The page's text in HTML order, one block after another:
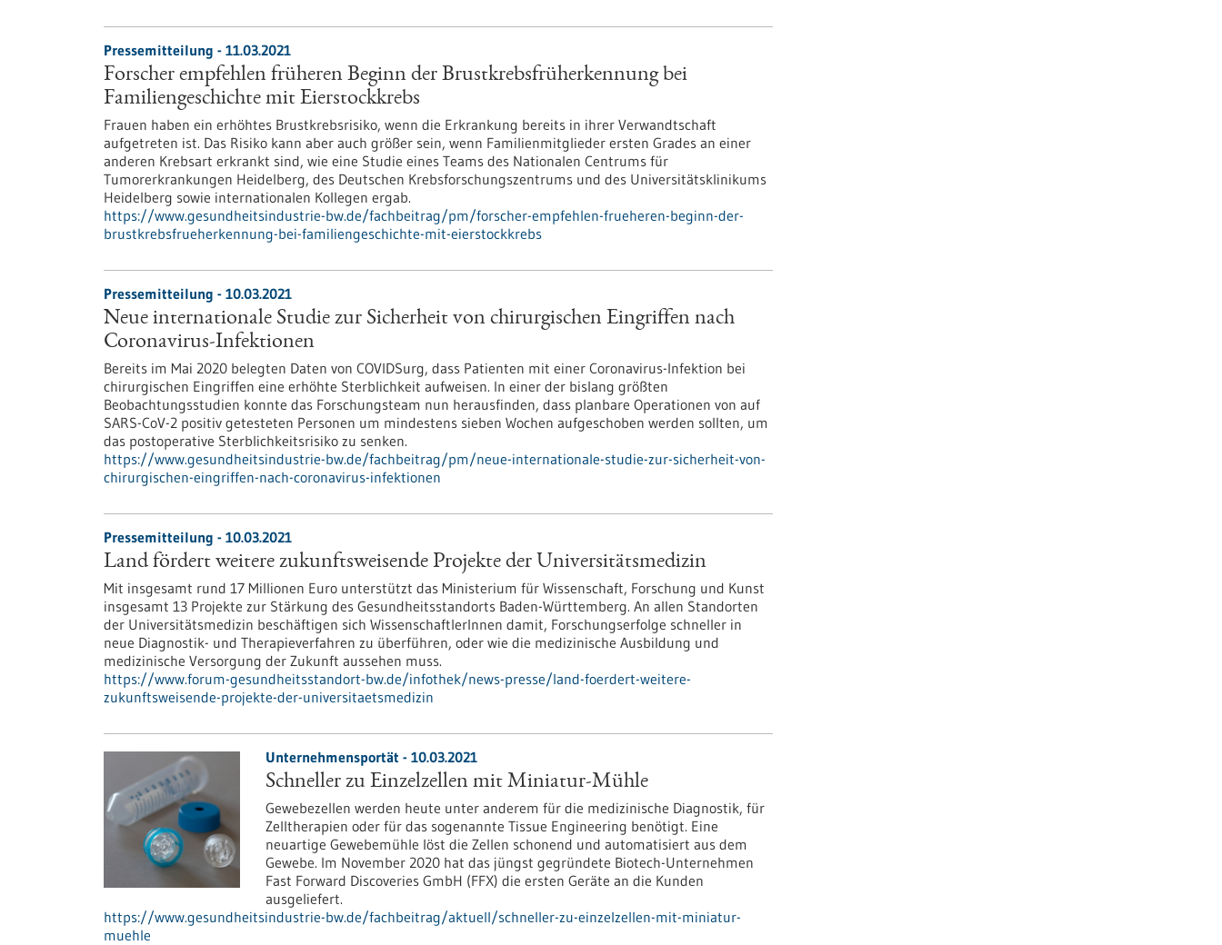
Pressemitteilung - 11.03.2021
Forscher empfehlen früheren Beginn der Brustkrebsfrüherkennung bei
Familiengeschichte mit Eierstockkrebs
Frauen haben ein erhöhtes Brustkrebsrisiko, wenn die Erkrankung bereits in ihrer Verwandtschaft
aufgetreten ist. Das Risiko kann aber auch größer sein, wenn Familienmitglieder ersten Grades an einer
anderen Krebsart erkrankt sind, wie eine Studie eines Teams des Nationalen Centrums für
Tumorerkrankungen Heidelberg, des Deutschen Krebsforschungszentrums und des Universitätsklinikums
Heidelberg sowie internationalen Kollegen ergab.
https://www.gesundheitsindustrie-bw.de/fachbeitrag/pm/forscher-empfehlen-frueheren-beginn-der-
brustkrebsfrueherkennung-bei-familiengeschichte-mit-eierstockkrebs
Pressemitteilung - 10.03.2021
Neue internationale Studie zur Sicherheit von chirurgischen Eingriffen nach
Coronavirus-Infektionen
Bereits im Mai 2020 belegten Daten von COVIDSurg, dass Patienten mit einer Coronavirus-Infektion bei
chirurgischen Eingriffen eine erhöhte Sterblichkeit aufweisen. In einer der bislang größten
Beobachtungsstudien konnte das Forschungsteam nun herausfinden, dass planbare Operationen von auf
SARS-CoV-2 positiv getesteten Personen um mindestens sieben Wochen aufgeschoben werden sollten, um
das postoperative Sterblichkeitsrisiko zu senken.
https://www.gesundheitsindustrie-bw.de/fachbeitrag/pm/neue-internationale-studie-zur-sicherheit-von-
chirurgischen-eingriffen-nach-coronavirus-infektionen
Pressemitteilung - 10.03.2021
Land fördert weitere zukunftsweisende Projekte der Universitätsmedizin
Mit insgesamt rund 17 Millionen Euro unterstützt das Ministerium für Wissenschaft, Forschung und Kunst
insgesamt 13 Projekte zur Stärkung des Gesundheitsstandorts Baden-Württemberg. An allen Standorten
der Universitätsmedizin beschäftigen sich WissenschaftlerInnen damit, Forschungserfolge schneller in
neue Diagnostik- und Therapieverfahren zu überführen, oder wie die medizinische Ausbildung und
medizinische Versorgung der Zukunft aussehen muss.
https://www.forum-gesundheitsstandort-bw.de/infothek/news-presse/land-foerdert-weitere-
zukunftsweisende-projekte-der-universitaetsmedizin
Unternehmensportät - 10.03.2021
Schneller zu Einzelzellen mit Miniatur-Mühle
Gewebezellen werden heute unter anderem für die medizinische Diagnostik, für
Zelltherapien oder für das sogenannte Tissue Engineering benötigt. Eine
neuartige Gewebemühle löst die Zellen schonend und automatisiert aus dem
Gewebe. Im November 2020 hat das jüngst gegründete Biotech-Unternehmen
Fast Forward Discoveries GmbH (FFX) die ersten Geräte an die Kunden
ausgeliefert.
https://www.gesundheitsindustrie-bw.de/fachbeitrag/aktuell/schneller-zu-einzelzellen-mit-miniatur-
muehle